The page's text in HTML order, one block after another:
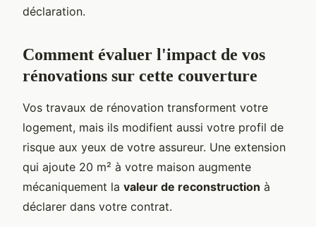
déclaration.
Comment évaluer l'impact de vos
rénovations sur cette couverture
Vos travaux de rénovation transforment votre
logement, mais ils modifient aussi votre profil de
risque aux yeux de votre assureur. Une extension
qui ajoute 20 m² à votre maison augmente
mécaniquement la valeur de reconstruction à
déclarer dans votre contrat.